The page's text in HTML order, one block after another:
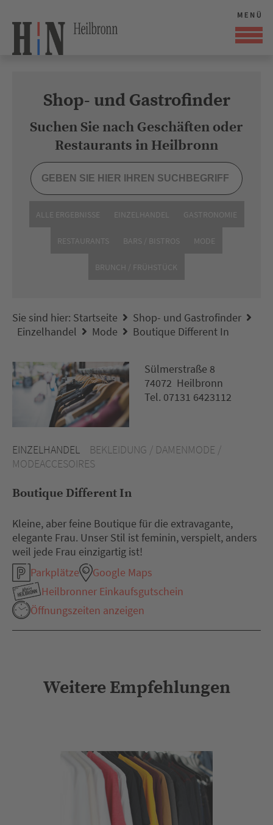
Shop- und Gastrofinder
Suchen Sie nach Geschäften oder
Restaurants in Heilbronn
ALLE ERGEBNISSE EINZELHANDEL GASTRONOMIE
RESTAURANTS BARS / BISTROS MODE
BRUNCH / FRÜHSTÜCK
Sie sind hier: Startseite
Shop- und Gastrofinder
Einzelhandel
Mode Boutique Different In
EINZELHANDEL
BEKLEIDUNG / DAMENMODE /
MODEACCESOIRES
Boutique Different In
Kleine, aber feine Boutique für die extravagante,
elegante Frau. Unser Stil ist feminin, verspielt, anders 
weil jede Frau einzigartig ist!
Parkplätze
Google Maps
Heilbronner Einkaufsgutschein
Öffnungszeiten anzeigen
Sülmerstraße 8
74072 Heilbronn
Tel. 07131 6423112
Weitere Empfehlungen